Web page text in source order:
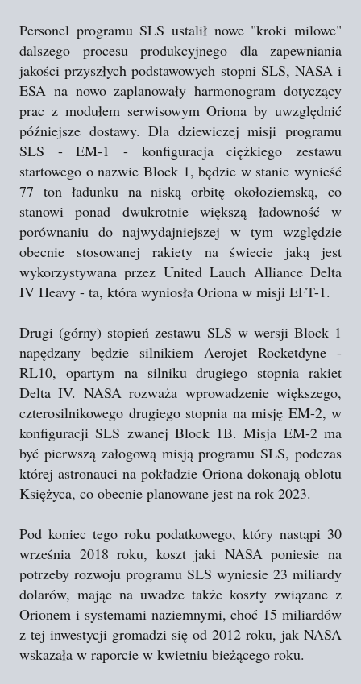
Personel programu SLS ustalił nowe "kroki milowe"
dalszego procesu produkcyjnego dla zapewniania
jakości przyszłych podstawowych stopni SLS, NASA i
ESA na nowo zaplanowały harmonogram dotyczący
prac z modułem serwisowym Oriona by uwzględnić
późniejsze dostawy. Dla dziewiczej misji programu
SLS - EM-1 - konfiguracja ciężkiego zestawu
startowego o nazwie Block 1, będzie w stanie wynieść
77 ton ładunku na niską orbitę okołoziemską, co
stanowi ponad dwukrotnie większą ładowność w
porównaniu do najwydajniejszej w tym względzie
obecnie stosowanej rakiety na świecie jaką jest
wykorzystywana przez United Lauch Alliance Delta
IV Heavy - ta, która wyniosła Oriona w misji EFT-1.
Drugi (górny) stopień zestawu SLS w wersji Block 1
napędzany będzie silnikiem Aerojet Rocketdyne -
RL10, opartym na silniku drugiego stopnia rakiet
Delta IV. NASA rozważa wprowadzenie większego,
czterosilnikowego drugiego stopnia na misję EM-2, w
konfiguracji SLS zwanej Block 1B. Misja EM-2 ma
być pierwszą załogową misją programu SLS, podczas
której astronauci na pokładzie Oriona dokonają oblotu
Księżyca, co obecnie planowane jest na rok 2023.
Pod koniec tego roku podatkowego, który nastąpi 30
września 2018 roku, koszt jaki NASA poniesie na
potrzeby rozwoju programu SLS wyniesie 23 miliardy
dolarów, mając na uwadze także koszty związane z
Orionem i systemami naziemnymi, choć 15 miliardów
z tej inwestycji gromadzi się od 2012 roku, jak NASA
wskazała w raporcie w kwietniu bieżącego roku.